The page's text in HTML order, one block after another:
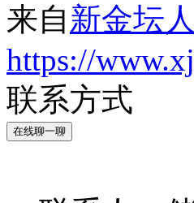
来自新金坛
https://
联系方式
在线聊一聊